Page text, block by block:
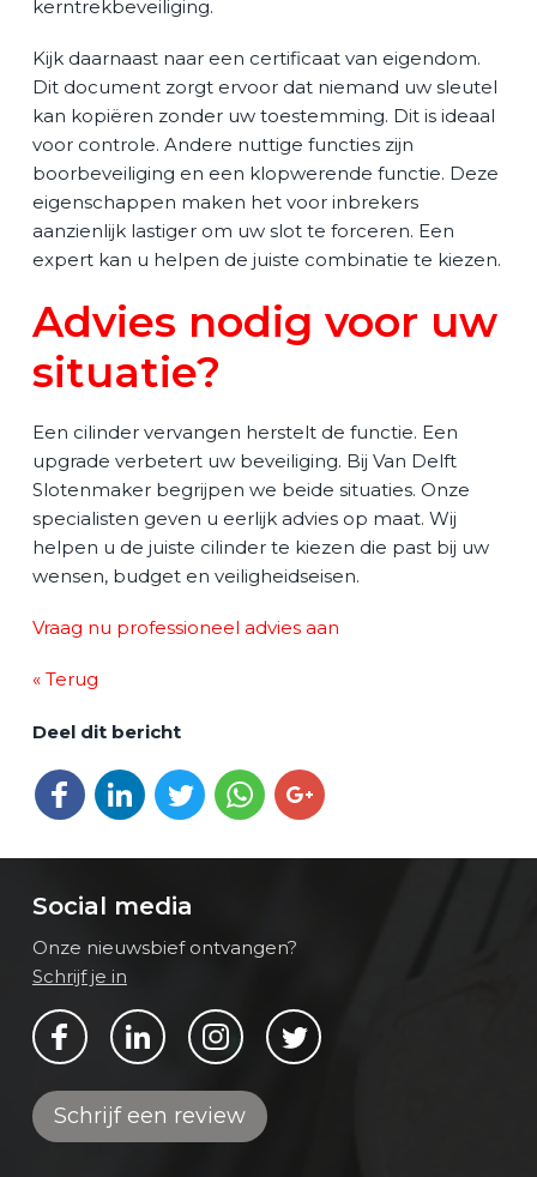
kerntrekbeveiliging.
Kijk daarnaast naar een certificaat van eigendom.
Dit document zorgt ervoor dat niemand uw sleutel
kan kopiëren zonder uw toestemming. Dit is ideaal
voor controle. Andere nuttige functies zijn
boorbeveiliging en een klopwerende functie. Deze
eigenschappen maken het voor inbrekers
aanzienlijk lastiger om uw slot te forceren. Een
expert kan u helpen de juiste combinatie te kiezen.
Advies nodig voor uw
situatie?
Een cilinder vervangen herstelt de functie. Een
upgrade verbetert uw beveiliging. Bij Van Delft
Slotenmaker begrijpen we beide situaties. Onze
specialisten geven u eerlijk advies op maat. Wij
helpen u de juiste cilinder te kiezen die past bij uw
wensen, budget en veiligheidseisen.
Vraag nu professioneel advies aan
« Terug
Deel dit bericht
Deel op Facebook
Deel op LinkedInDeel op TwitterDeel via WhatsApp
Deel op Google+
Social media
Onze nieuwsbief ontvangen?
Schrijf je in
Bekijk ons op FacebookBekijk ons op LinkedInBekijk ons op InstagramBekijk ons op Twitter
Schrijf een review